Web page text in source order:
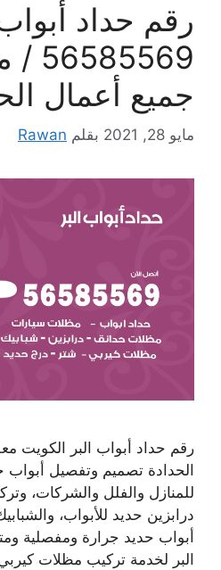
رقم حداد
جميع أعمال
مايو 28, 2021 بقلم Rawan
رقم حداد أبواب البر الكويت
الحدادة تصميم وتفصيل أبواب
للمنازل والفلل والشركات،
درابزين حديد للأبواب،
أبواب حديد جرارة ومفصلية
البر لخدمة تركيب مظلات